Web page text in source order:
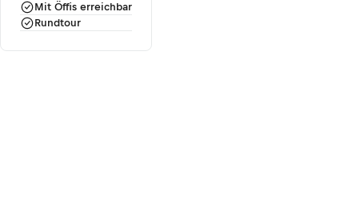
Mit Öffis erreichbar
Rundtour